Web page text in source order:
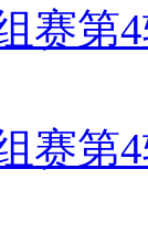
赛第
赛第